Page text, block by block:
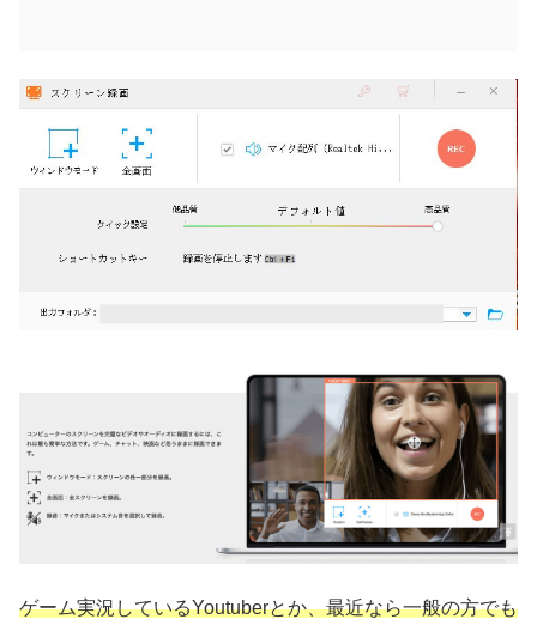
ゲーム実況しているYoutuberとか、最近なら一般の方でも